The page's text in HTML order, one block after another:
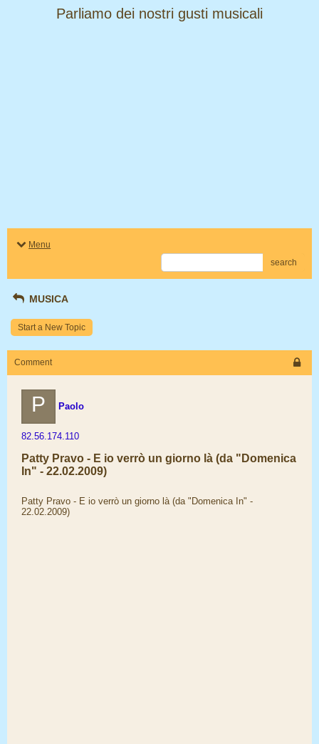
​​​​​​​Parliamo dei nostri gusti musicali
Menu
search
MUSICA
Start a New Topic
Comment
P Paolo
82.56.174.110
Patty Pravo - E io verrò un giorno là (da "Domenica
In" - 22.02.2009)
Patty Pravo - E io verrò un giorno là (da "Domenica In" -
22.02.2009)